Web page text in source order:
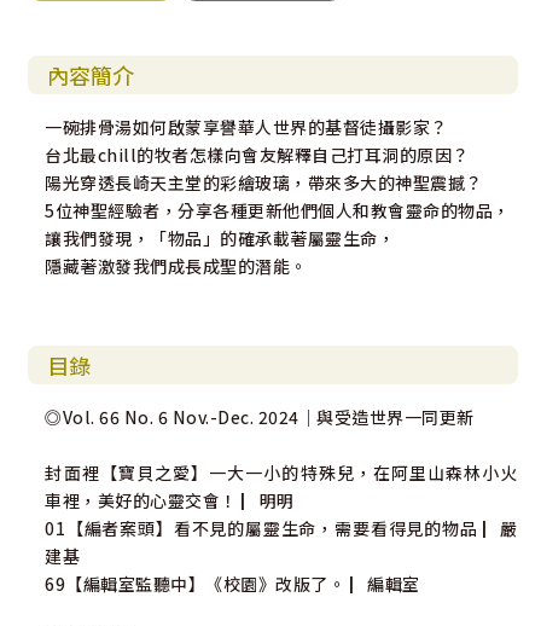
內容簡介
一碗排骨湯如何啟蒙享譽華人世界的基督徒攝影家？
台北最chill的牧者怎樣向會友解釋自己打耳洞的原因？
陽光穿透長崎天主堂的彩繪玻璃，帶來多大的神聖震撼？
5位神聖經驗者，分享各種更新他們個人和教會靈命的物品，
讓我們發現，「物品」的確承載著屬靈生命，
隱藏著激發我們成長成聖的潛能。
目錄
◎Vol. 66 No. 6 Nov.-Dec. 2024｜與受造世界一同更新
封面裡【寶貝之愛】一大一小的特殊兒，在阿里山森林小火
車裡，美好的心靈交會！ ▏明明
01【編者案頭】看不見的屬靈生命，需要看得見的物品 ▏嚴
建基
69【編輯室監聽中】《校園》改版了。 ▏編輯室